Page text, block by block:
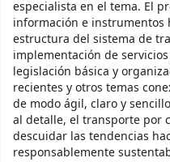
especialista en el tema. El
información e instrumentos
estructura del sistema de
implementación de
legislación básica y
recientes y otros temas
de modo ágil, claro y
al detalle, el transporte por
descuidar las tendencias
responsablemente